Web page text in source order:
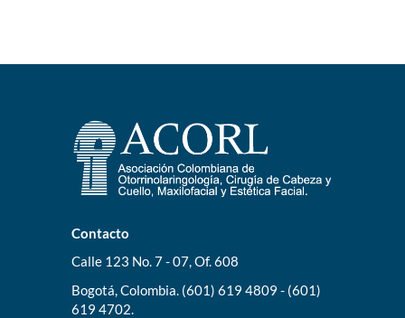
Contacto
Calle 123 No. 7 - 07, Of. 608
Bogotá, Colombia. (601) 619 4809 - (601)
619 4702.